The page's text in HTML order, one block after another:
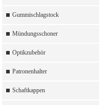
Gummischlagstock
Mündungsschoner
Optikzubehör
Patronenhalter
Schaftkappen